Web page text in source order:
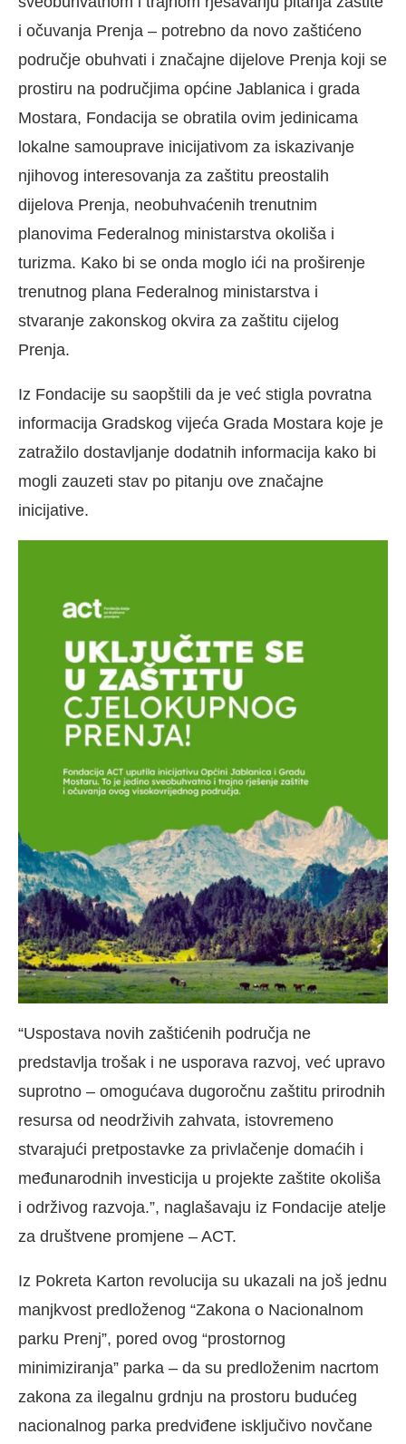
i očuvanja Prenja – potrebno da novo zaštićeno
područje obuhvati i značajne dijelove Prenja koji se
prostiru na područjima općine Jablanica i grada
Mostara, Fondacija se obratila ovim jedinicama
lokalne samouprave inicijativom za iskazivanje
njihovog interesovanja za zaštitu preostalih
dijelova Prenja, neobuhvaćenih trenutnim
planovima Federalnog ministarstva okoliša i
turizma. Kako bi se onda moglo ići na proširenje
trenutnog plana Federalnog ministarstva i
stvaranje zakonskog okvira za zaštitu cijelog
Prenja.
Iz Fondacije su saopštili da je već stigla povratna
informacija Gradskog vijeća Grada Mostara koje je
zatražilo dostavljanje dodatnih informacija kako bi
mogli zauzeti stav po pitanju ove značajne
inicijative.
“Uspostava novih zaštićenih područja ne
predstavlja trošak i ne usporava razvoj, već upravo
suprotno – omogućava dugoročnu zaštitu prirodnih
resursa od neodrživih zahvata, istovremeno
stvarajući pretpostavke za privlačenje domaćih i
međunarodnih investicija u projekte zaštite okoliša
i održivog razvoja.”, naglašavaju iz Fondacije atelje
za društvene promjene – ACT.
Iz Pokreta Karton revolucija su ukazali na još jednu
manjkvost predloženog “Zakona o Nacionalnom
parku Prenj”, pored ovog “prostornog
minimiziranja” parka – da su predloženim nacrtom
zakona za ilegalnu grdnju na prostoru budućeg
nacionalnog parka predviđene isključivo novčane